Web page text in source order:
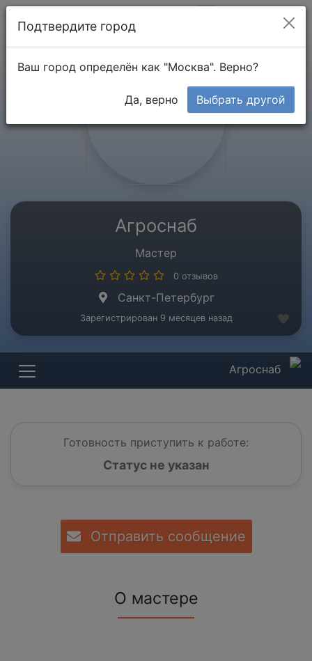
Агроснаб
Мастер
0 отзывов
Санкт-Петербург
Зарегистрирован 9 месяцев назад
Агроснаб
Готовность приступить к работе:
Статус не указан
Отправить сообщение
О мастере
Подтвердите город
Ваш город определён как "Москва". Верно?
Да, верно Выбрать другой